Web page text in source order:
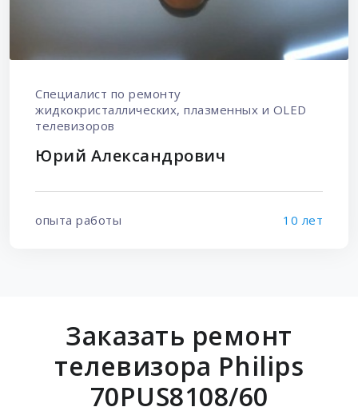
Специалист по ремонту
жидкокристаллических, плазменных и OLED
телевизоров
Юрий Александрович
опыта работы 10 лет
Заказать ремонт
телевизора Philips
70PUS8108/60